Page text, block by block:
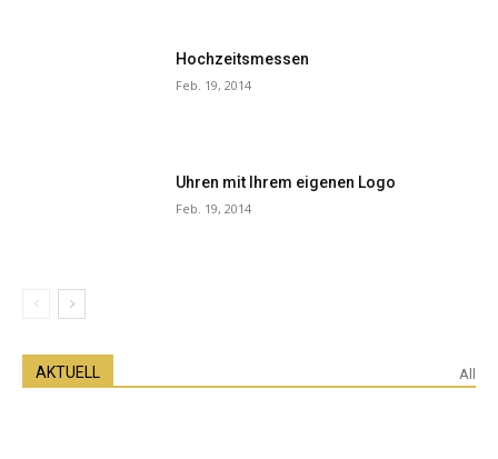
Hochzeitsmessen
Feb. 19, 2014
Uhren mit Ihrem eigenen Logo
Feb. 19, 2014
AKTUELL All